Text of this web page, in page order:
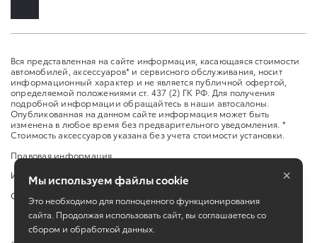
Вся представленная на сайте информация, касающаяся стоимости
автомобилей, аксессуаров* и сервисного обслуживания, носит
информационный характер и не является публичной офертой,
определяемой положениями ст. 437 (2) ГК РФ. Для получения
подробной информации обращайтесь в наши автосалоны.
Опубликованная на данном сайте информация может быть
изменена в любое время без предварительного уведомления. *
Стоимость аксессуаров указана без учета стоимости установки.
Правовая информация
Изменить настройку cookies
Сбросить cookie
Мы используем файлы cookie
Это необходимо для полноценного функционирования
сайта. Продолжая использовать сайт, вы соглашаетесь со
сбором и обработкой данных.
×